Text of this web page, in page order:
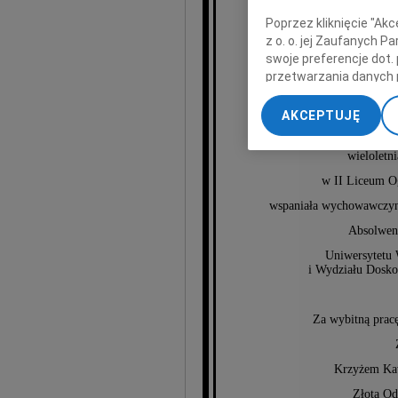
w II Liceum
wspaniała
Uniwersytetu
i Wydziału
Za wybitną
Krzyżem
Złotą
Poprzez kliknięcie
z o. o. jej Zaufanych
swoje preferencje dot.
przetwarzania danych
„Ustawienia
My, nasi Zaufani
dokładnych danych
Przechowywanie
treści, badnie
AKCEPTUJĘ